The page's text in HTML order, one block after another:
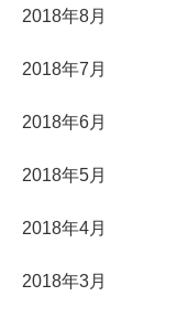
2018年8月
2018年7月
2018年6月
2018年5月
2018年4月
2018年3月